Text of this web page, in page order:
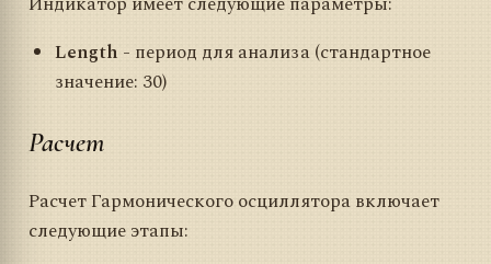
Length - период для анализа (стандартное
значение: 30)
Расчет
Расчет Гармонического осциллятора включает
следующие этапы: